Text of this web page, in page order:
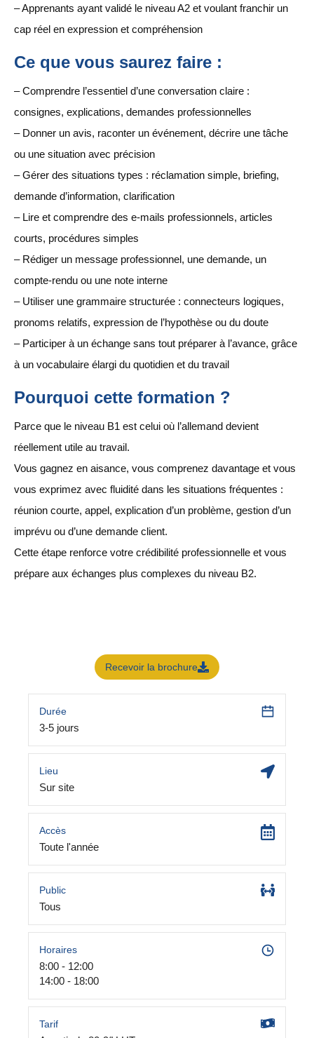
– Apprenants ayant validé le niveau A2 et voulant franchir un
cap réel en expression et compréhension
Ce que vous saurez faire :
– Comprendre l’essentiel d’une conversation claire :
consignes, explications, demandes professionnelles
– Donner un avis, raconter un événement, décrire une tâche
ou une situation avec précision
– Gérer des situations types : réclamation simple, briefing,
demande d’information, clarification
– Lire et comprendre des e-mails professionnels, articles
courts, procédures simples
– Rédiger un message professionnel, une demande, un
compte-rendu ou une note interne
– Utiliser une grammaire structurée : connecteurs logiques,
pronoms relatifs, expression de l’hypothèse ou du doute
– Participer à un échange sans tout préparer à l’avance, grâce
à un vocabulaire élargi du quotidien et du travail
Pourquoi cette formation ?
Parce que le niveau B1 est celui où l’allemand devient
réellement utile au travail.
Vous gagnez en aisance, vous comprenez davantage et vous
vous exprimez avec fluidité dans les situations fréquentes :
réunion courte, appel, explication d’un problème, gestion d’un
imprévu ou d’une demande client.
Cette étape renforce votre crédibilité professionnelle et vous
prépare aux échanges plus complexes du niveau B2.
Recevoir la brochure
Durée
3-5 jours
Lieu
Sur site
Accès
Toute l'année
Public
Tous
Horaires
8:00 - 12:00
14:00 - 18:00
Tarif